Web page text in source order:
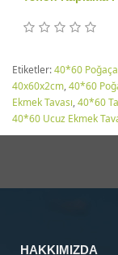
Etiketler:40*60
40x60x2cm,40*60
Ekmek Tavası,40*60
40*60 Ucuz Ekmek
HAKKIMIZDA